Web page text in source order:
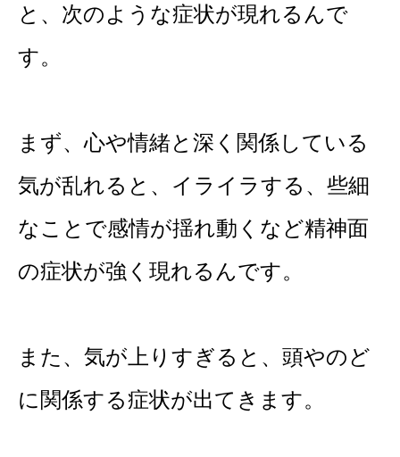
と、次のような症状が現れるんで
す。
まず、心や情緒と深く関係している
気が乱れると、イライラする、些細
なことで感情が揺れ動くなど精神面
の症状が強く現れるんです。
また、気が上りすぎると、頭やのど
に関係する症状が出てきます。